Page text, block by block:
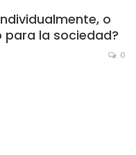
o
la sociedad?
0